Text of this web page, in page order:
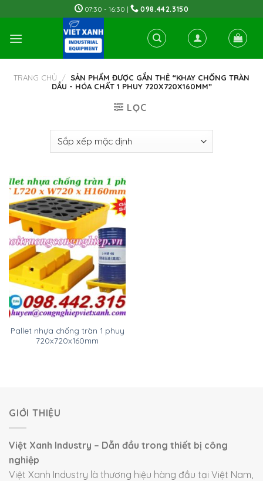
to
content
07:30 - 16:30 | 098.442.3150
TRANG CHỦ / SẢN PHẨM ĐƯỢC GẮN THẺ “KHAY CHỐNG TRÀN
DẦU - HÓA CHẤT 1 PHUY 720X720X160MM”
LỌC
Pallet nhựa chống tràn 1 phuy
720x720x160mm
GIỚI THIỆU
Việt Xanh Industry – Dẫn đầu trong thiết bị công
nghiệp
Việt Xanh Industry là thương hiệu hàng đầu tại Việt Nam,